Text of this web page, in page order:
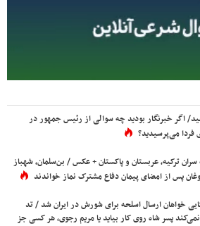
اگر خبرنگار بودید چه سوالی از رئیس جمهور در
می‌پرسیدید؟
ترکیه، عربستان و پاکستان + عکس / بن‌سلمان، شهباز
پس از امضای پیمان دفاع مشترک نماز خواندند
خواهان ارسال اسلحه برای شورش در ایران شد / تد
پسر شاه روی کار بیاید یا مریم رجوی، هر کسی جز